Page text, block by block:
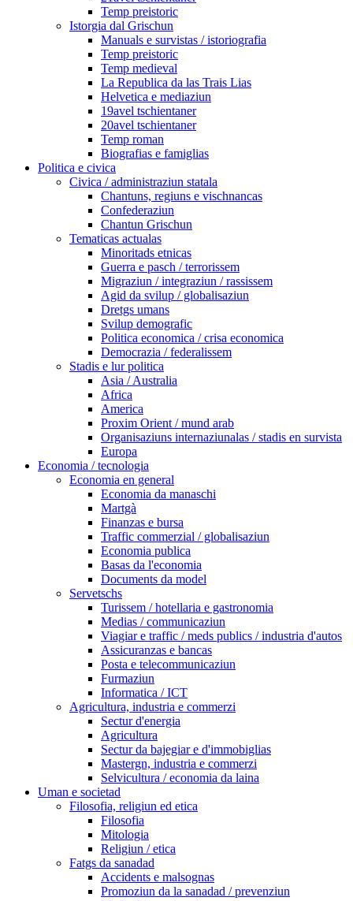
Temp preistoric
Istorgia dal Grischun
Manuals e survistas / istoriografia
Temp preistoric
Temp medieval
La Republica da las Trais Lias
Helvetica e mediaziun
19avel tschientaner
20avel tschientaner
Temp roman
Biografias e famiglias
Politica e civica
Civica / administraziun statala
Chantuns, regiuns e vischnancas
Confederaziun
Chantun Grischun
Tematicas actualas
Minoritads etnicas
Guerra e pasch / terrorissem
Migraziun / integraziun / rassissem
Agid da svilup / globalisaziun
Dretgs umans
Svilup demografic
Politica economica / crisa economica
Democrazia / federalissem
Stadis e lur politica
Asia / Australia
Africa
America
Proxim Orient / mund arab
Organisaziuns internaziunalas / stadis en survista
Europa
Economia / tecnologia
Economia en general
Economia da manaschi
Martgà
Finanzas e bursa
Traffic commerzial / globalisaziun
Economia publica
Basas da l'economia
Documents da model
Servetschs
Turissem / hotellaria e gastronomia
Medias / communicaziun
Viagiar e traffic / meds publics / industria d'autos
Assicuranzas e bancas
Posta e telecommunicaziun
Furmaziun
Informatica / ICT
Agricultura, industria e commerzi
Sectur d'energia
Agricultura
Sectur da bajegiar e d'immobiglias
Mastergn, industria e commerzi
Selvicultura / economia da laina
Uman e societad
Filosofia, religiun ed etica
Filosofia
Mitologia
Religiun / etica
Fatgs da sanadad
Accidents e malsognas
Promoziun da la sanadad / prevenziun